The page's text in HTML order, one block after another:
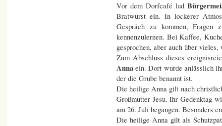
Vor dem Dorfcafé lud
Bratwurst ein. In lockerer
Gespräch zu kommen, Fragen
kennenzulernen. Bei Kaffee,
gesprochen, aber auch über
Zum Abschluss dieses
Anna ein. Dort wurde anlässlich
der die Grube benannt ist.
Die heilige Anna gilt nach
Großmutter Jesu. Ihr Gedenktag
am 26. Juli begangen. Besonders
Die heilige Anna gilt als